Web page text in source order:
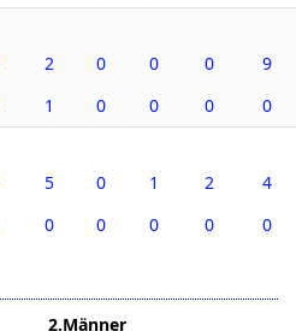
2 0 0 0
9
1 0 0 0
0
5 0 1 2
4
0 0 0 0 0
2.Männer